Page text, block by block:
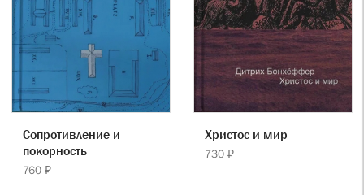
Сопротивление и
покорность
760 ₽
Христос и мир
730 ₽